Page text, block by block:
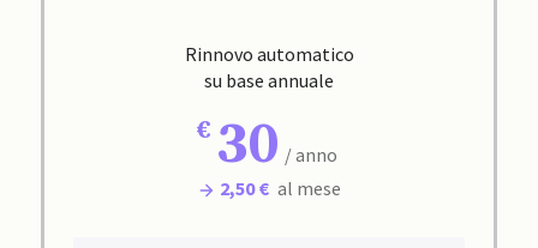
Rinnovo automatico
su base annuale
30 / anno
2,50 € al mese